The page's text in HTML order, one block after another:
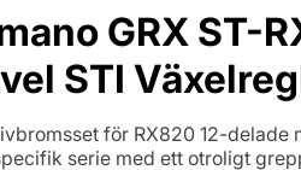
GRX ST-
STI
för RX820 12-delade
serie med ett otroligt